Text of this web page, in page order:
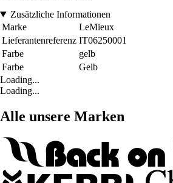
Zusätzliche Informationen
Marke
LeMieux
Lieferantenreferenz IT06250001
Farbe
gelb
Farbe
Gelb
Loading...
Loading...
Alle unsere Marken